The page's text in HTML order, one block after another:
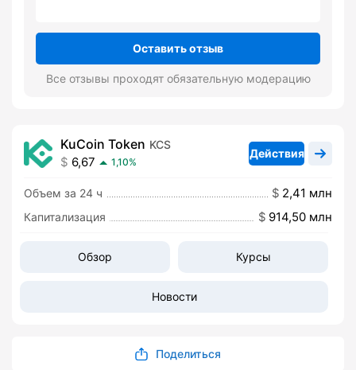
Оставить отзыв
Все отзывы проходят обязательную модерацию
KuCoin Token KCS
6,67 1,10%
Объем за 24 ч 2,41 млн
Капитализация 914,50 млн
Действия
Обзор Курсы
Новости
Поделиться